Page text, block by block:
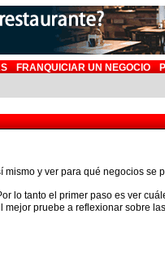
FRANQUICIAR UN NEGOCIO
y ver para qué negocios se
lo tanto el primer paso es ver
pruebe a reflexionar sobre